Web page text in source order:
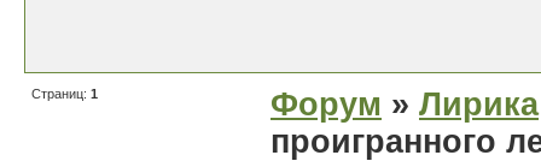
Страниц: 1 Форум » Лирика
проигранного